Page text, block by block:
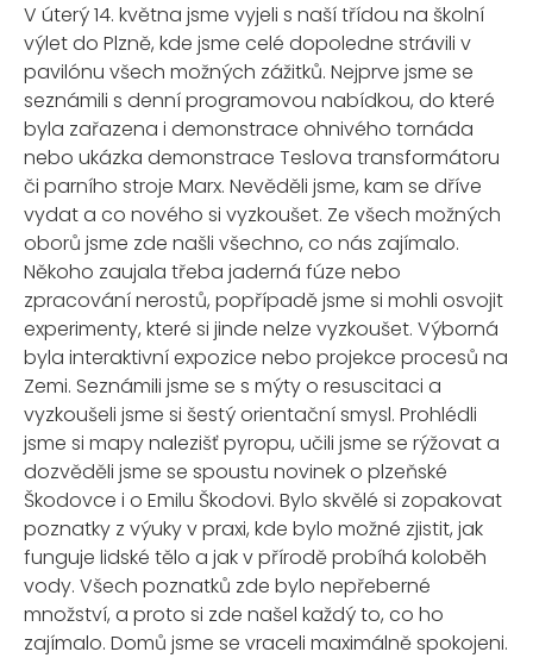
V úterý 14. května jsme vyjeli s naší třídou na školní
výlet do Plzně, kde jsme celé dopoledne strávili v
pavilónu všech možných zážitků. Nejprve jsme se
seznámili s denní programovou nabídkou, do které
byla zařazena i demonstrace ohnivého tornáda
nebo ukázka demonstrace Teslova transformátoru
či parního stroje Marx. Nevěděli jsme, kam se dříve
vydat a co nového si vyzkoušet. Ze všech možných
oborů jsme zde našli všechno, co nás zajímalo.
Někoho zaujala třeba jaderná fúze nebo
zpracování nerostů, popřípadě jsme si mohli osvojit
experimenty, které si jinde nelze vyzkoušet. Výborná
byla interaktivní expozice nebo projekce procesů na
Zemi. Seznámili jsme se s mýty o resuscitaci a
vyzkoušeli jsme si šestý orientační smysl. Prohlédli
jsme si mapy nalezišť pyropu, učili jsme se rýžovat a
dozvěděli jsme se spoustu novinek o plzeňské
Škodovce i o Emilu Škodovi. Bylo skvělé si zopakovat
poznatky z výuky v praxi, kde bylo možné zjistit, jak
funguje lidské tělo a jak v přírodě probíhá koloběh
vody. Všech poznatků zde bylo nepřeberné
množství, a proto si zde našel každý to, co ho
zajímalo. Domů jsme se vraceli maximálně spokojeni.